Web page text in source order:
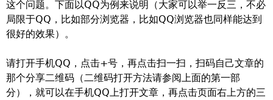
这个问题。下面以QQ为例来说明（大家可以举一反三，不必
局限于QQ，比如部分浏览器，比如QQ浏览器也同样能达到
很好的效果）。
请打开手机QQ，点击+号，再点击扫一扫，扫码自己文章的
那个分享二维码（二维码打开方法请参阅上面的第一部
分），就可以在手机QQ上打开文章，再点击页面右上方的三